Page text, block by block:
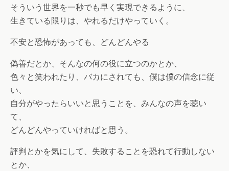
そういう世界を一秒でも早く実現できるように、
生きている限りは、やれるだけやっていく。
不安と恐怖があっても、どんどんやる
偽善だとか、そんなの何の役に立つのかとか、
色々と笑われたり、バカにされても、僕は僕の信念に従
い、
自分がやったらいいと思うことを、みんなの声を聴い
て、
どんどんやっていければと思う。
評判とかを気にして、失敗することを恐れて行動しない
とか、